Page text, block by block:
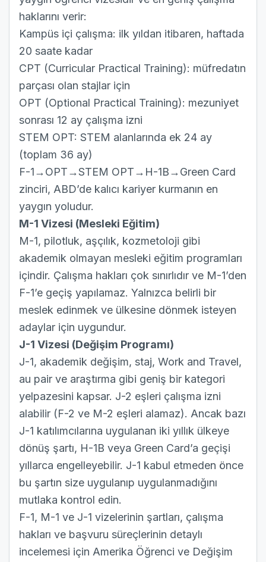
haklarını verir:
Kampüs içi çalışma: ilk yıldan itibaren, haftada
20 saate kadar
CPT (Curricular Practical Training): müfredatın
parçası olan stajlar için
OPT (Optional Practical Training): mezuniyet
sonrası 12 ay çalışma izni
STEM OPT: STEM alanlarında ek 24 ay
(toplam 36 ay)
F-1→OPT→STEM OPT→H-1B→Green Card
zinciri, ABD’de kalıcı kariyer kurmanın en
yaygın yoludur.
M-1 Vizesi (Mesleki Eğitim)
M-1, pilotluk, aşçılık, kozmetoloji gibi
akademik olmayan mesleki eğitim programları
içindir. Çalışma hakları çok sınırlıdır ve M-1’den
F-1’e geçiş yapılamaz. Yalnızca belirli bir
meslek edinmek ve ülkesine dönmek isteyen
adaylar için uygundur.
J-1 Vizesi (Değişim Programı)
J-1, akademik değişim, staj, Work and Travel,
au pair ve araştırma gibi geniş bir kategori
yelpazesini kapsar. J-2 eşleri çalışma izni
alabilir (F-2 ve M-2 eşleri alamaz). Ancak bazı
J-1 katılımcılarına uygulanan iki yıllık ülkeye
dönüş şartı, H-1B veya Green Card’a geçişi
yıllarca engelleyebilir. J-1 kabul etmeden önce
bu şartın size uygulanıp uygulanmadığını
mutlaka kontrol edin.
F-1, M-1 ve J-1 vizelerinin şartları, çalışma
hakları ve başvuru süreçlerinin detaylı
incelemesi için Amerika Öğrenci ve Değişim